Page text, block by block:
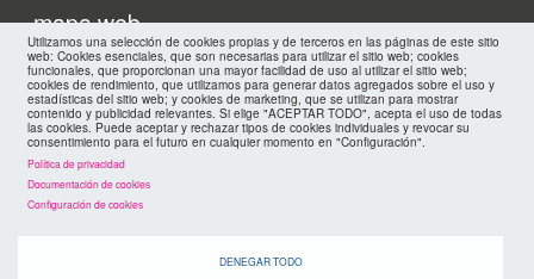
Utilizamos una selección de cookies propias y de terceros en las páginas de este sitio
web: Cookies esenciales, que son necesarias para utilizar el sitio web; cookies
funcionales, que proporcionan una mayor facilidad de uso al utilizar el sitio web;
cookies de rendimiento, que utilizamos para generar datos agregados sobre el uso y
estadísticas del sitio web; y cookies de marketing, que se utilizan para mostrar
contenido y publicidad relevantes. Si elige "ACEPTAR TODO", acepta el uso de todas
las cookies. Puede aceptar y rechazar tipos de cookies individuales y revocar su
consentimiento para el futuro en cualquier momento en "Configuración".
Política de privacidad
Documentación de cookies
Configuración de cookies
DENEGAR TODO
footer
FMC
mapa web
políticas de privacidad
cookies